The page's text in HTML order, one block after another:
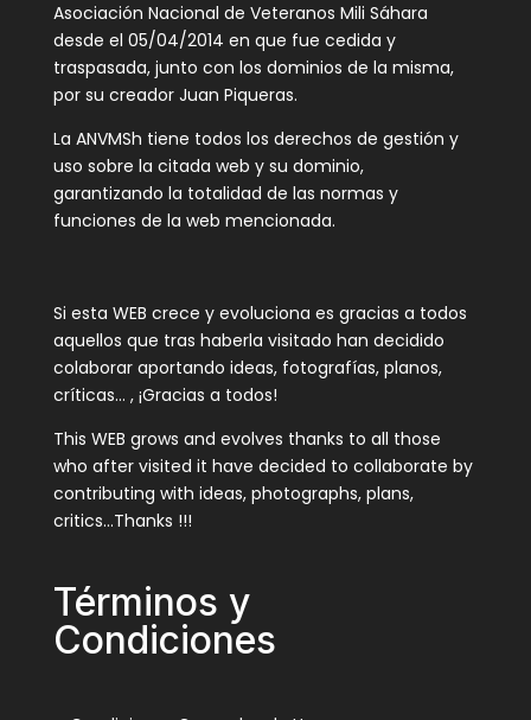
Asociación Nacional de Veteranos Mili Sáhara
desde el 05/04/2014 en que fue cedida y
traspasada, junto con los dominios de la misma,
por su creador Juan Piqueras.
La ANVMSh tiene todos los derechos de gestión y
uso sobre la citada web y su dominio,
garantizando la totalidad de las normas y
funciones de la web mencionada.
Si esta WEB crece y evoluciona es gracias a todos
aquellos que tras haberla visitado han decidido
colaborar aportando ideas, fotografías, planos,
críticas… , ¡Gracias a todos!
This WEB grows and evolves thanks to all those
who after visited it have decided to collaborate by
contributing with ideas, photographs, plans,
critics…Thanks !!!
Términos y
Condiciones